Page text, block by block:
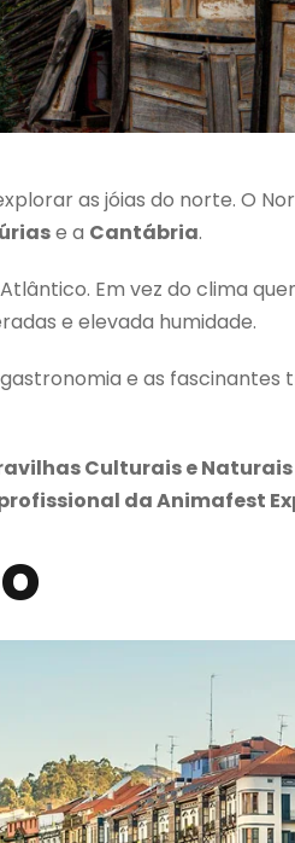
as jóias do norte. O
e a Cantábria.
Em vez do clima
e elevada humidade.
e as fascinantes
Culturais e
da Animafest